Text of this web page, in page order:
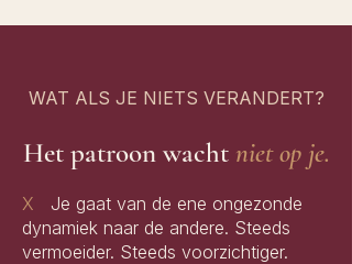
WAT ALS JE NIETS VERANDERT?
Het patroon wacht niet op je.
X Je gaat van de ene ongezonde
dynamiek naar de andere. Steeds
vermoeider. Steeds voorzichtiger.